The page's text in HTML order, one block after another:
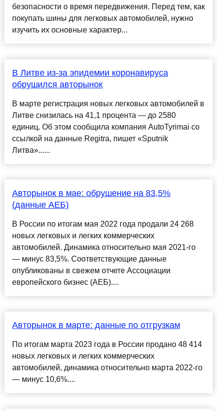
безопасности о время передвижения. Перед тем, как
покупать шины для легковых автомобилей, нужно
изучить их основные характер...
В Литве из-за эпидемии коронавируса
обрушился авторынок
В марте регистрация новых легковых автомобилей в
Литве снизилась на 41,1 процента — до 2580
единиц. Об этом сообщила компания AutoTyrimai со
ссылкой на данные Regitra, пишет «Sputnik
Литва»......
Авторынок в мае: обрушение на 83,5%
(данные АЕБ)
В России по итогам мая 2022 года продали 24 268
новых легковых и легких коммерческих
автомобилей. Динамика относительно мая 2021-го
— минус 83,5%. Соответствующие данные
опубликованы в свежем отчете Ассоциации
европейского бизнес (АЕБ)....
Авторынок в марте: данные по отгрузкам
По итогам марта 2023 года в России продано 48 414
новых легковых и легких коммерческих
автомобилей, динамика относительно марта 2022-го
— минус 10,6%....